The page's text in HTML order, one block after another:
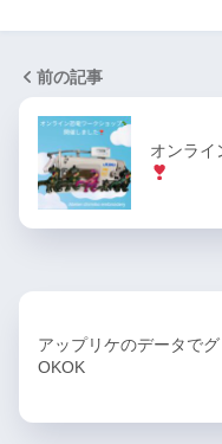
前の記事
オンライ
アップリケのデータで
OKOK